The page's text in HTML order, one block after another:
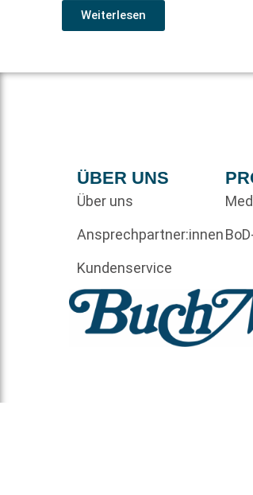
Weiterlesen
ÜBER UNS
Über uns
Ansprechpartner:innen
Kundenservice